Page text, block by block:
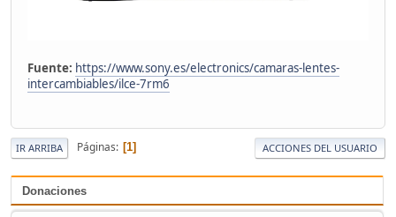
Donaciones
Fuente: https://www.sony.es/electronics/camaras-lentes-
intercambiables/ilce-7rm6
IR ARRIBA Páginas 1 ACCIONES DEL USUARIO